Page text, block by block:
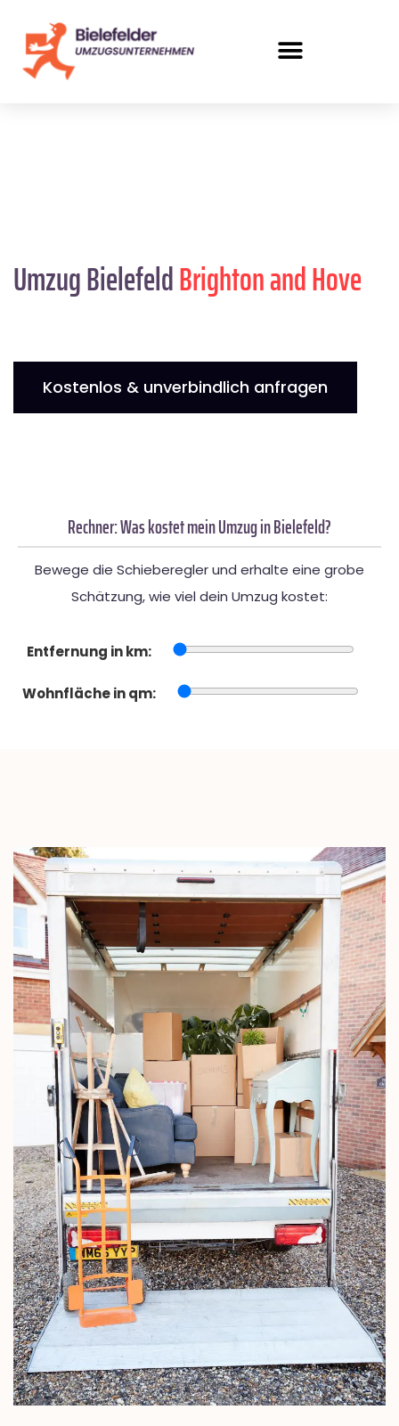
Umzug BielefeldBrighton and Hove
Kostenlos & unverbindlich anfragen
Rechner: Was kostet mein Umzug in Bielefeld?
Bewege die Schieberegler und erhalte eine grobe
Schätzung, wie viel dein Umzug kostet:
Entfernung in km:
Wohnfläche in qm: